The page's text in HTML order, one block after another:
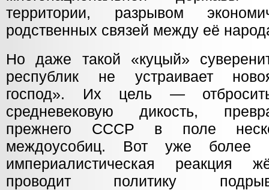
территории, разрывом
родственных связей между её
Но даже такой «куцый»
республик не устраивает
господ». Их цель —
средневековую дикость,
прежнего СССР в поле
междоусобиц. Вот уже более
империалистическая реакция
проводит политику